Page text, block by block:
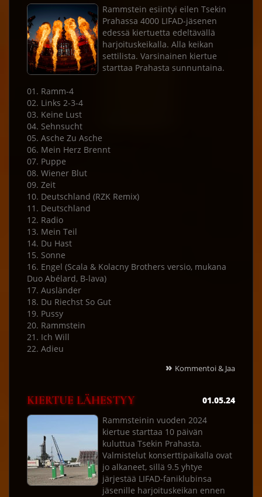
Rammstein esiintyi eilen Tsekin
Prahassa 4000 LIFAD-jäsenen
edessä kiertuetta edeltävällä
harjoituskeikalla. Alla keikan
settilista. Varsinainen kiertue
starttaa Prahasta sunnuntaina.
01. Ramm-4
02. Links 2-3-4
03. Keine Lust
04. Sehnsucht
05. Asche Zu Asche
06. Mein Herz Brennt
07. Puppe
08. Wiener Blut
09. Zeit
10. Deutschland (RZK Remix)
11. Deutschland
12. Radio
13. Mein Teil
14. Du Hast
15. Sonne
16. Engel (Scala & Kolacny Brothers versio, mukana
Duo Abélard, B-lava)
17. Ausländer
18. Du Riechst So Gut
19. Pussy
20. Rammstein
21. Ich Will
22. Adieu
» Kommentoi & Jaa
KIERTUE LÄHESTYY
01.05.24
Rammsteinin vuoden 2024
kiertue starttaa 10 päivän
kuluttua Tsekin Prahasta.
Valmistelut konserttipaikalla ovat
jo alkaneet, sillä 9.5 yhtye
järjestää LIFAD-faniklubinsa
jäsenille harjoituskeikan ennen